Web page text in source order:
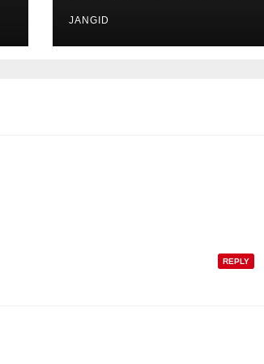
पात्र और कैसे करें आवेदन
JANGID
REPLY